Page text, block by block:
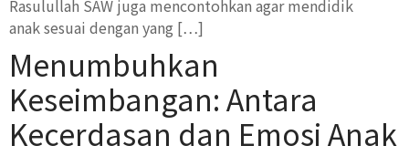
Rasulullah SAW juga mencontohkan agar mendidik
anak sesuai dengan yang […]
Menumbuhkan
Keseimbangan: Antara
Kecerdasan dan Emosi Anak